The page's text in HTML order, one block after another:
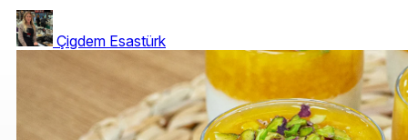
Çigdem Esastürk